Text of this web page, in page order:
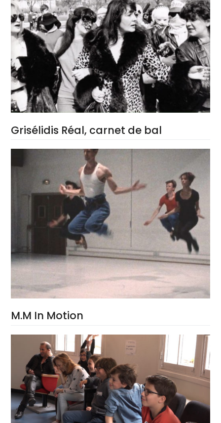
Grisélidis Réal, carnet de bal
M.M In Motion